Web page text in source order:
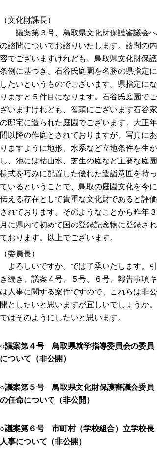
（文化財課長）
議案第３号、鳥取県文化財保護審議会へ
の諮問についてお諮りいたします。諮問の内
容でございますけれども、鳥取県文化財保護
条例に基づき、石谷氏庭園を名勝の県指定に
したいというものでございます。県指定にな
りますと５件目になります。石谷氏庭園でご
ざいますけれども、智頭にございます石谷家
の邸宅に造られた庭園でございます。大正年
間以降の作庭とされておりますが、写真にあ
りますように地形、水系など立地条件を生か
し、池には枯山水、芝生の庭など主要な庭園
様式を巧みに配置した優れた造詣意匠を持っ
ているということで、鳥取の庭園文化を今に
伝える存在として貴重な文化財であると評価
されております。そのようなことから昨年３
月に県内で初めて国の登録記念物に登録され
ております。以上でございます。
（委員長）
よろしいですか。では了承いたします。引
き続き、議案４号、５号、６号、報告事項キ
は人事に関する案件ですので、これらは非公
開としたいと思いますが宜しいでしょうか。
ではそのようにしたいと思います。
○議案第４号 鳥取県就学指導委員会の委員
について（非公開）
○議案第５号 鳥取県文化財保護審議会委員
の任命について（非公開）
○議案第６号 市町村（学校組合）立学校長
人事について（非公開）